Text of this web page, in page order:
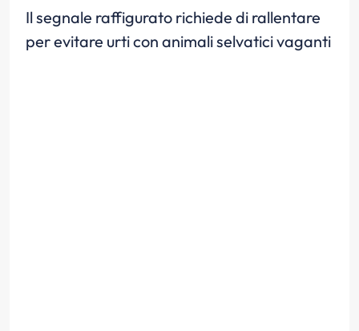
Il segnale raffigurato richiede di rallentare
per evitare urti con animali selvatici vaganti